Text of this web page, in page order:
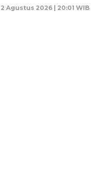
2 Agustus 2026 | 20:01 WIB